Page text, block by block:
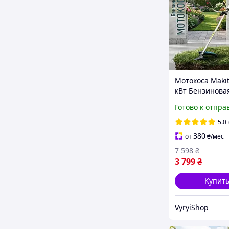
Мотокоса
кВт
Эко Триммер
бензиновый
дачи травы
Косилка
Готово к
5.0
от380₴/мес
3 799₴
7 598 ₴
Купить
VyryiShop